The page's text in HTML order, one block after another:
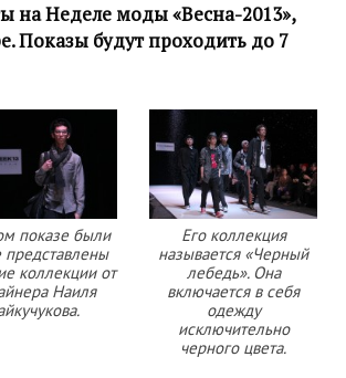
на Неделе моды «Весна-2013»,
Показы будут проходить до 7
показе были
представлены
коллекции от
Наиля
Его коллекция
называется «Черный
лебедь». Она
включается в себя
одежду
исключительно
черного цвета.